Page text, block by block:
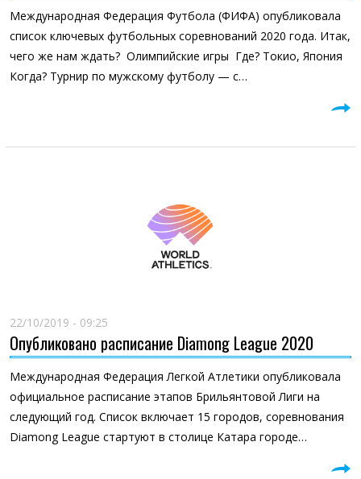
Международная Федерация Футбола (ФИФА) опубликовала
список ключевых футбольных соревнований 2020 года. Итак,
чего же нам ждать? Олимпийские игры Где? Токио, Япония
Когда? Турнир по мужскому футболу — с…
22/10/2019 - 09:25
Опубликовано расписание Diamong League 2020
Международная Федерация Легкой Атлетики опубликовала
официальное расписание этапов Брильянтовой Лиги на
следующий год. Список включает 15 городов, соревнования
Diamong League стартуют в столице Катара городе…